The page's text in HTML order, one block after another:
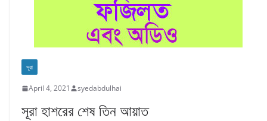
সূরা
April 4, 2021 syedabdulhai
সূরা হাশরের শেষ তিন আয়াত